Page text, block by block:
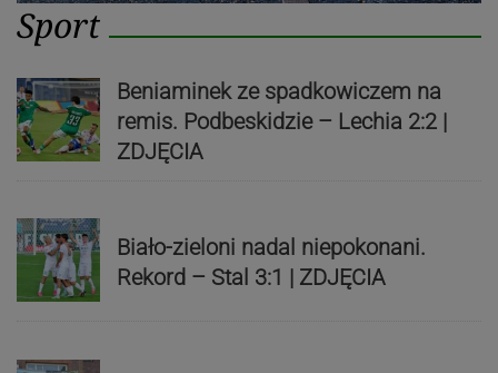
Sport
Beniaminek ze spadkowiczem na
remis. Podbeskidzie – Lechia 2:2 |
ZDJĘCIA
Biało-zieloni nadal niepokonani.
Rekord – Stal 3:1 | ZDJĘCIA